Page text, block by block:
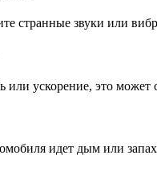
странные звуки или
ускорение, это
идет дым или